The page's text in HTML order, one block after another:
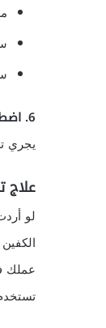
6. اضطراب صحي كامن :
يجري
علاج
لو
عملك